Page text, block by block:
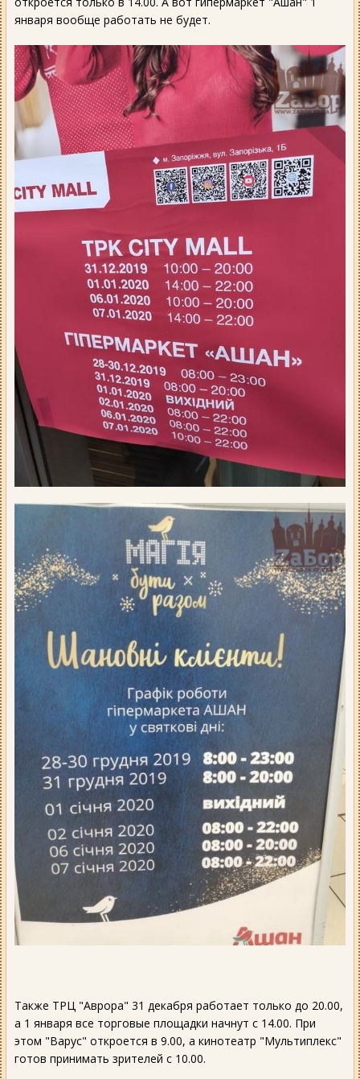
января вообще работать не будет.
Также ТРЦ "Аврора" 31 декабря работает только до 20.00,
а 1 января все торговые площадки начнут с 14.00. При
этом "Варус" откроется в 9.00, а кинотеатр "Мультиплекс"
готов принимать зрителей с 10.00.